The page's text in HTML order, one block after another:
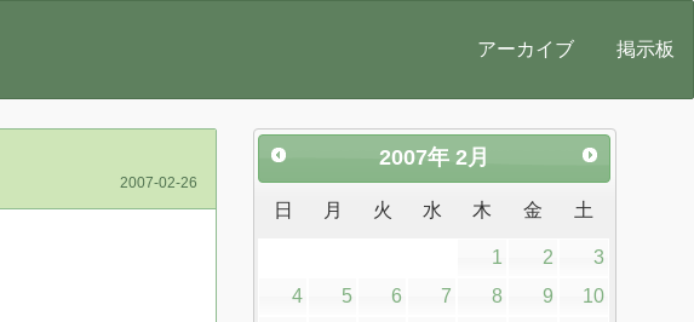
アーカイブ 掲示板
2007-02-26
2007年 2月
日 月 火 水 木 金 土
1 2
3
4
5 6 7 8 9
10